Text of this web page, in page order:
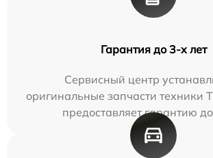
Гарантия до 3-х лет
Сервисный центр
оригинальные запчасти техники
предоставляет гарантию